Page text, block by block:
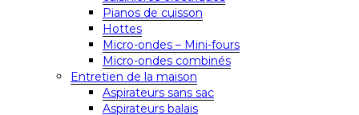
Pianos de cuisson
Hottes
Micro-ondes – Mini-fours
Micro-ondes combinés
Entretien de la maison
Aspirateurs sans sac
Aspirateurs balais